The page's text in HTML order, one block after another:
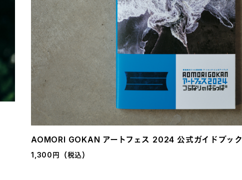
AOMORI GOKAN アートフェス 2024 公式ガイドブック
1,300円（税込）